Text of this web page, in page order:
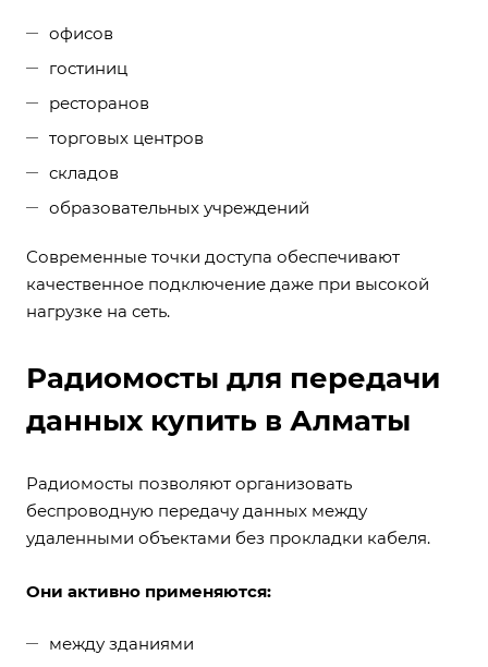
офисов
гостиниц
ресторанов
торговых центров
складов
образовательных учреждений
Современные точки доступа обеспечивают
качественное подключение даже при высокой
нагрузке на сеть.
Радиомосты для передачи
данных купить в Алматы
Радиомосты позволяют организовать
беспроводную передачу данных между
удаленными объектами без прокладки кабеля.
Они активно применяются:
между зданиями